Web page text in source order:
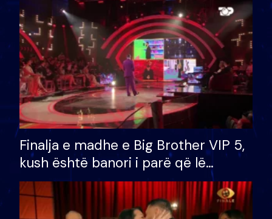
Finalja e madhe e Big Brother VIP 5,
kush është banori i parë që lë
shtëpinë dhe humb mundësinë për
të fituar çmimin e madh